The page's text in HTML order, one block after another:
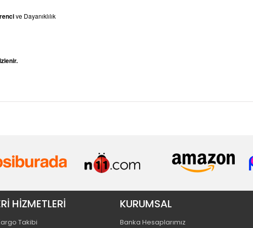
ve Dayanıklılık
HİZMETLERİ
Takibi
KURUMSAL
Banka Hesaplarımız